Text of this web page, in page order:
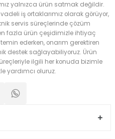
yalnızca ürün satmak değildir.
iş ortaklarımız olarak görüyor,
servis süreçlerinde çözüm
fazla ürün çeşidimizle ihtiyaç
ederken, onarım gerektiren
destek sağlayabiliyoruz. Ürün
ilgili her konuda bizimle
yardımcı oluruz.